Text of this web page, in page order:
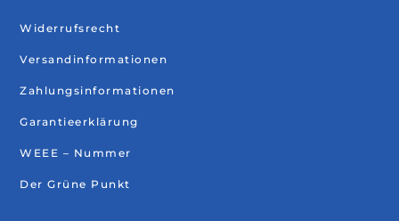
Widerrufsrecht
Versandinformationen
Zahlungsinformationen
Garantieerklärung
WEEE – Nummer
Der Grüne Punkt